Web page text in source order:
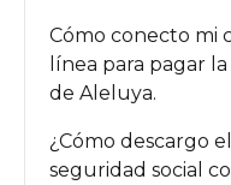
Cómo conecto mi
línea para pagar
de Aleluya.
¿Cómo descargo
seguridad social